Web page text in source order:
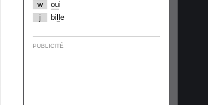
w
oui
j
bi e
PUBLICITÉ